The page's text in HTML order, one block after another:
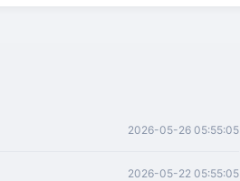
2026-05-26 05:55:05
2026-05-22 05:55:05